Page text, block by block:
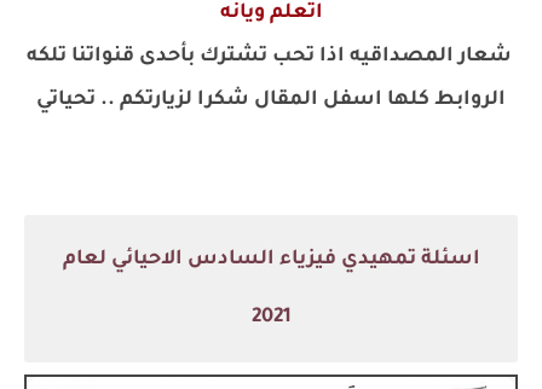
اتعلم ويانه
شعار المصداقيه اذا تحب تشترك بأحدى قنواتنا تلكه
الروابط كلها اسفل المقال شكرا لزيارتكم .. تحياتي
اسئلة تمهيدي فيزياء السادس الاحيائي لعام
2021